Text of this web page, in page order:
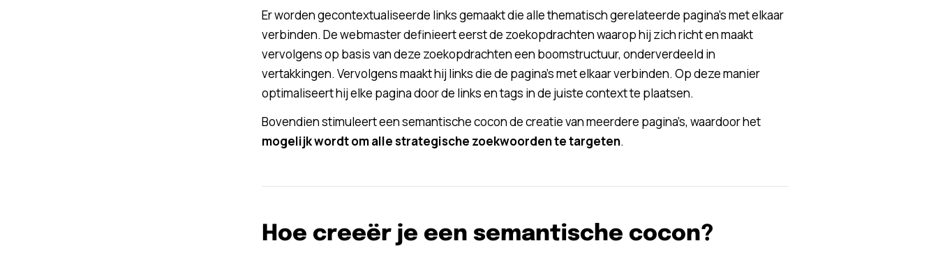
Er worden gecontextualiseerde links gemaakt die alle thematisch gerelateerde pagina’s met elkaar
verbinden. De webmaster definieert eerst de zoekopdrachten waarop hij zich richt en maakt
vervolgens op basis van deze zoekopdrachten een boomstructuur, onderverdeeld in
vertakkingen. Vervolgens maakt hij links die de pagina’s met elkaar verbinden. Op deze manier
optimaliseert hij elke pagina door de links en tags in de juiste context te plaatsen.
Bovendien stimuleert een semantische cocon de creatie van meerdere pagina’s, waardoor het
mogelijk wordt om alle strategische zoekwoorden te targeten.
Hoe creeër je een semantische cocon?